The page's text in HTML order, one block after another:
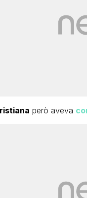
però aveva